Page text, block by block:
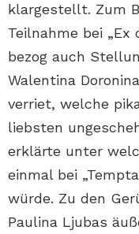
klargestellt. Zum
Teilnahme bei „Ex
bezog auch
Walentina
verriet, welche
liebsten
erklärte unter
einmal bei
würde. Zu den
Paulina Ljubas